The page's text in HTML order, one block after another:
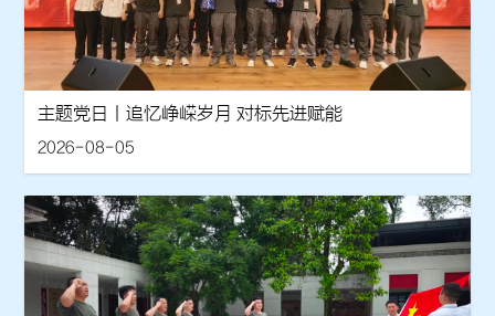
主题党日丨追忆峥嵘岁月 对标先进赋能
2026-08-05